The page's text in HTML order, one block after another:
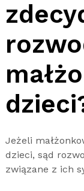
Jeżeli
dzieci, sąd
związane z ich